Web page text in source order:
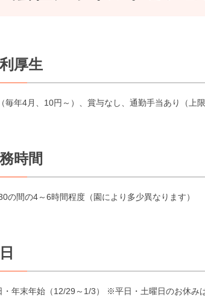
厚生
毎年4月、10円～）、賞与なし、通勤手当あり（上限
時間
の間の4～6時間程度（園により多少異なります）
・年末年始（12/29～1/3） ※平日・土曜日のお休み